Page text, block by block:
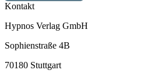
Kontakt
Hypnos Verlag GmbH
Sophienstraße 4B
70180 Stuttgart